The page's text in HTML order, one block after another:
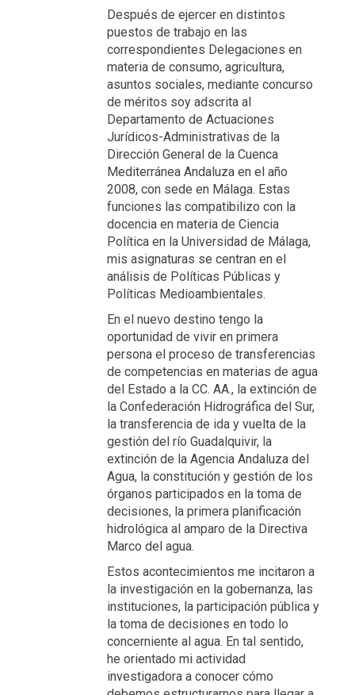
Después de ejercer en distintos
puestos de trabajo en las
correspondientes Delegaciones en
materia de consumo, agricultura,
asuntos sociales, mediante concurso
de méritos soy adscrita al
Departamento de Actuaciones
Jurídicos-Administrativas de la
Dirección General de la Cuenca
Mediterránea Andaluza en el año
2008, con sede en Málaga. Estas
funciones las compatibilizo con la
docencia en materia de Ciencia
Política en la Universidad de Málaga,
mis asignaturas se centran en el
análisis de Políticas Públicas y
Políticas Medioambientales.
En el nuevo destino tengo la
oportunidad de vivir en primera
persona el proceso de transferencias
de competencias en materias de agua
del Estado a la CC. AA., la extinción de
la Confederación Hidrográfica del Sur,
la transferencia de ida y vuelta de la
gestión del río Guadalquivir, la
extinción de la Agencia Andaluza del
Agua, la constitución y gestión de los
órganos participados en la toma de
decisiones, la primera planificación
hidrológica al amparo de la Directiva
Marco del agua.
Estos acontecimientos me incitaron a
la investigación en la gobernanza, las
instituciones, la participación pública y
la toma de decisiones en todo lo
concerniente al agua. En tal sentido,
he orientado mi actividad
investigadora a conocer cómo